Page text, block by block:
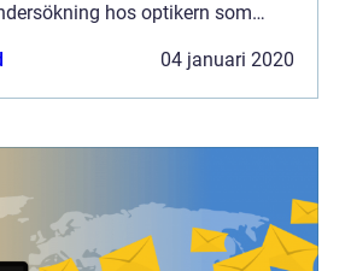
hos optikern som
04 januari 2020